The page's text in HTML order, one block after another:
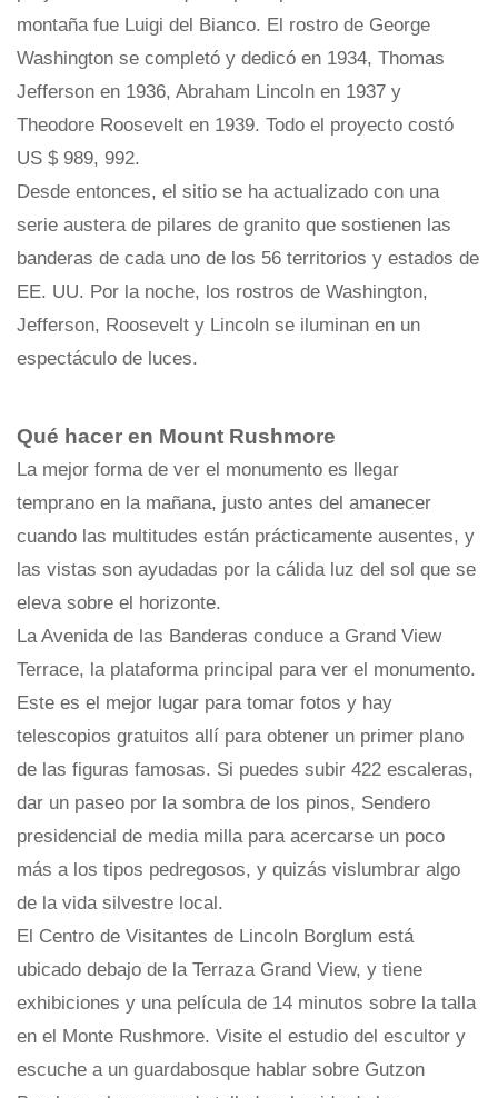
montaña fue Luigi del Bianco. El rostro de George
Washington se completó y dedicó en 1934, Thomas
Jefferson en 1936, Abraham Lincoln en 1937 y
Theodore Roosevelt en 1939. Todo el proyecto costó
US $ 989, 992.
Desde entonces, el sitio se ha actualizado con una
serie austera de pilares de granito que sostienen las
banderas de cada uno de los 56 territorios y estados de
EE. UU. Por la noche, los rostros de Washington,
Jefferson, Roosevelt y Lincoln se iluminan en un
espectáculo de luces.
Qué hacer en Mount Rushmore
La mejor forma de ver el monumento es llegar
temprano en la mañana, justo antes del amanecer
cuando las multitudes están prácticamente ausentes, y
las vistas son ayudadas por la cálida luz del sol que se
eleva sobre el horizonte.
La Avenida de las Banderas conduce a Grand View
Terrace, la plataforma principal para ver el monumento.
Este es el mejor lugar para tomar fotos y hay
telescopios gratuitos allí para obtener un primer plano
de las figuras famosas. Si puedes subir 422 escaleras,
dar un paseo por la sombra de los pinos, Sendero
presidencial de media milla para acercarse un poco
más a los tipos pedregosos, y quizás vislumbrar algo
de la vida silvestre local.
El Centro de Visitantes de Lincoln Borglum está
ubicado debajo de la Terraza Grand View, y tiene
exhibiciones y una película de 14 minutos sobre la talla
en el Monte Rushmore. Visite el estudio del escultor y
escuche a un guardabosque hablar sobre Gutzon